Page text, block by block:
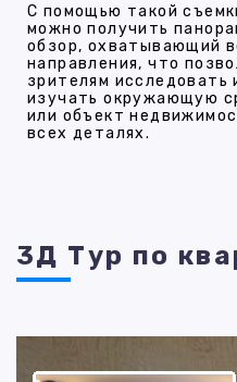
С помощью такой
можно получить
обзор, охватывающий
направления, что
зрителям исследовать
изучать окружающую
или объект
всех деталях.
3Д Тур по